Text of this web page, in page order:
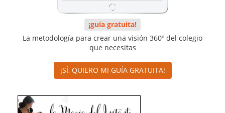
¡guía gratuita!
La metodología para crear una visión 360º del colegio
que necesitas
¡SÍ, QUIERO MI GUÍA GRATUITA!